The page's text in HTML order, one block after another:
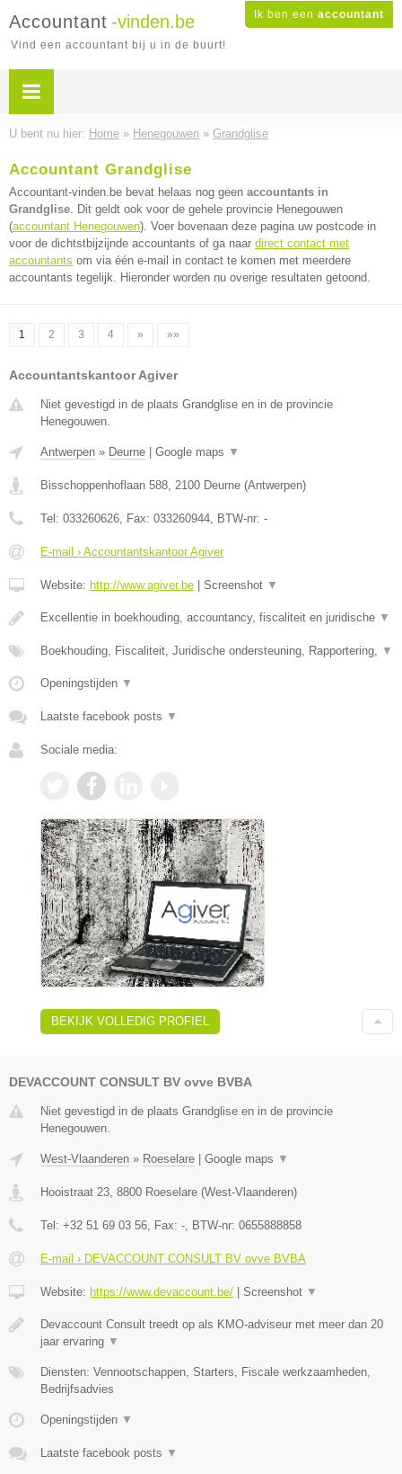
Ik ben een accountant
Accountant -vinden.be
Vind een accountant bij u in de buurt!
U bent nu hier: Home » Henegouwen » Grandglise
Accountant Grandglise
Accountant-vinden.be bevat helaas nog geen accountants in
Grandglise. Dit geldt ook voor de gehele provincie Henegouwen
(accountant Henegouwen). Voer bovenaan deze pagina uw postcode in
voor de dichtstbijzijnde accountants of ga naar direct contact met
accountants om via één e-mail in contact te komen met meerdere
accountants tegelijk. Hieronder worden nu overige resultaten getoond.
1 2 3 4 » »»
Accountantskantoor Agiver
Niet gevestigd in de plaats Grandglise en in de provincie
Henegouwen.
Antwerpen » Deurne Google maps ▼
Bisschoppenhoflaan 588, 2100 Deurne (Antwerpen)
Tel: 033260626, Fax: 033260944, BTW-nr: -
E-mail › Accountantskantoor Agiver
Website: http://www.agiver.be Screenshot ▼
Excellentie in boekhouding, accountancy, fiscaliteit en juridische ▼
Boekhouding, Fiscaliteit, Juridische ondersteuning, Rapportering, ▼
Openingstijden ▼
Laatste facebook posts ▼
Sociale media:
BEKIJK VOLLEDIG PROFIEL
DEVACCOUNT CONSULT BV ovve BVBA
Niet gevestigd in de plaats Grandglise en in de provincie
Henegouwen.
West-Vlaanderen » Roeselare | Google maps ▼
Hooistraat 23 8800 Roeselare (West-Vlaanderen)
Tel: +32 51 69 03 56 , Fax: - , BTW-nr: 0655888858
E-mail › DEVACCOUNT CONSULT BV ovve BVBA
Website: https://www.devaccount.be/ | Screenshot ▼
Devaccount Consult treedt op als KMO-adviseur met meer dan 20
jaar ervaring ▼
Diensten: Vennootschappen, Starters, Fiscale werkzaamheden,
Bedrijfsadvies
Openingstijden ▼
Laatste facebook posts ▼